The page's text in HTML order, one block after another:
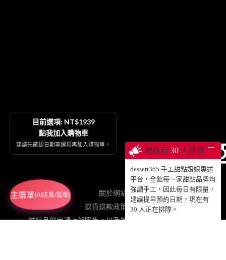
現在有 30 人排隊 ─
dessert365 手工甜點娘娘專送
平台，全館每一家甜點品牌均
強調手工，因此每日有限量，
建議提早預約日期，現在有
30 人正在排隊。
關於網站
退貨退款政策契約
烘焙品牌申請上架販售，以及娘娘專送、動蛋糕授權等
目前選項: NT$1939
點我加入購物車
建議先確認日期等選項再加入購物車。
主選單(AI店員/菜單)